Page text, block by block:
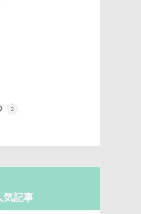
2
気記事